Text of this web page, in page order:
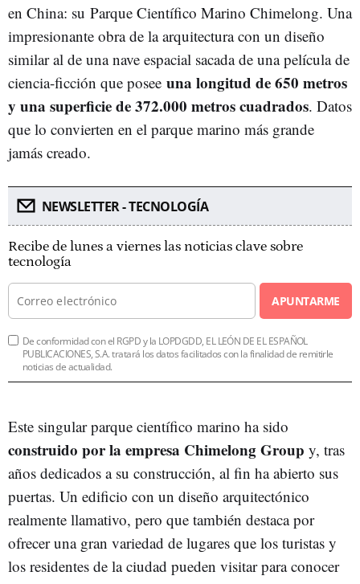
en China: su Parque Científico Marino Chimelong. Una
impresionante obra de la arquitectura con un diseño
similar al de una nave espacial sacada de una película de
ciencia-ficción que posee una longitud de 650 metros
y una superficie de 372.000 metros cuadrados. Datos
que lo convierten en el parque marino más grande
jamás creado.
NEWSLETTER - TECNOLOGÍA
Recibe de lunes a viernes las noticias clave sobre
tecnología
APUNTARME
De conformidad con el RGPD y la LOPDGDD, EL LEÓN DE EL ESPAÑOL
PUBLICACIONES, S.A. tratará los datos facilitados con la finalidad de remitirle
noticias de actualidad.
Este singular parque científico marino ha sido
construido por la empresa Chimelong Group y, tras
años dedicados a su construcción, al fin ha abierto sus
puertas. Un edificio con un diseño arquitectónico
realmente llamativo, pero que también destaca por
ofrecer una gran variedad de lugares que los turistas y
los residentes de la ciudad pueden visitar para conocer